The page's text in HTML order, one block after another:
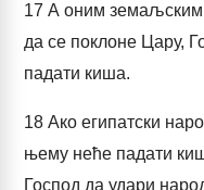
17 А оним земаљским
да се поклоне Цару,
падати киша.
18 Ако египатски
њему неће падати
Господ да удари